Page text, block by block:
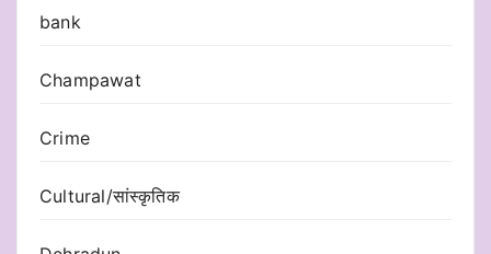
bank
Champawat
Crime
Cultural/सांस्कृतिक